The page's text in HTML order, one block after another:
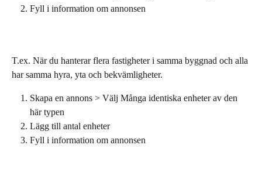
Fyll i information om annonsen
T.ex. När du hanterar flera fastigheter i samma byggnad och alla
har samma hyra, yta och bekvämligheter.
Skapa en annons > Välj Många identiska enheter av den
här typen
Lägg till antal enheter
Fyll i information om annonsen